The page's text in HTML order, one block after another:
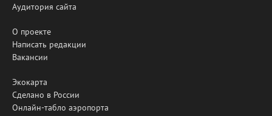
Аудитория сайта
О проекте
Написать редакции
Вакансии
Экокарта
Сделано в России
Онлайн-табло аэропорта